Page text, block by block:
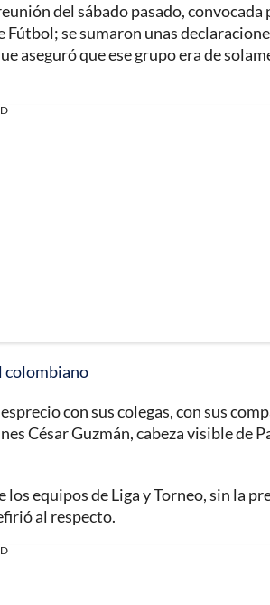
del sábado pasado, convocada
se sumaron unas
aseguró que ese grupo era de
colombiano
con sus colegas, con sus
César Guzmán, cabeza visible de
equipos de Liga y Torneo, sin la
al respecto.